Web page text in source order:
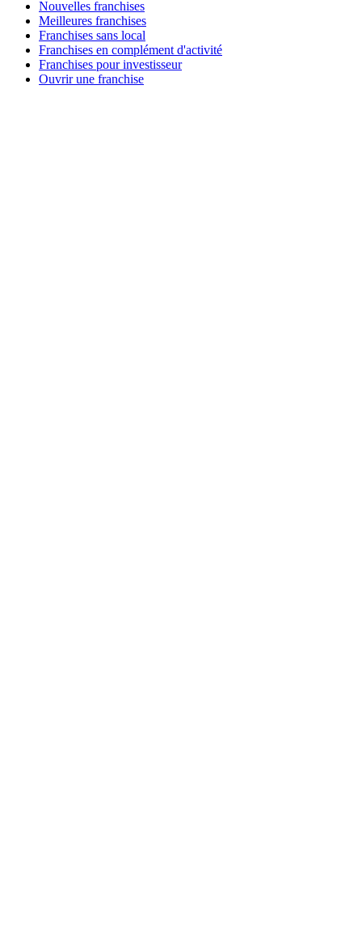
Nouvelles franchises
Meilleures franchises
Franchises sans local
Franchises en complément d'activité
Franchises pour investisseur
Ouvrir une franchise